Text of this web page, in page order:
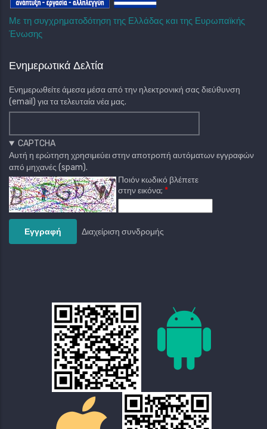
Με τη συγχρηματοδότηση της Ελλάδας και της Ευρωπαϊκής
Ένωσης
Ενημερωτικά Δελτία
Ενημερωθείτε άμεσα μέσα από την ηλεκτρονική σας διεύθυνση
(email) για τα τελευταία νέα μας.
CAPTCHA
Αυτή η ερώτηση χρησιμεύει στην αποτροπή αυτόματων εγγραφών
από μηχανές (spam).
Ποιόν κωδικό βλέπετε
στην εικόνα;
Διαχείριση συνδρομής